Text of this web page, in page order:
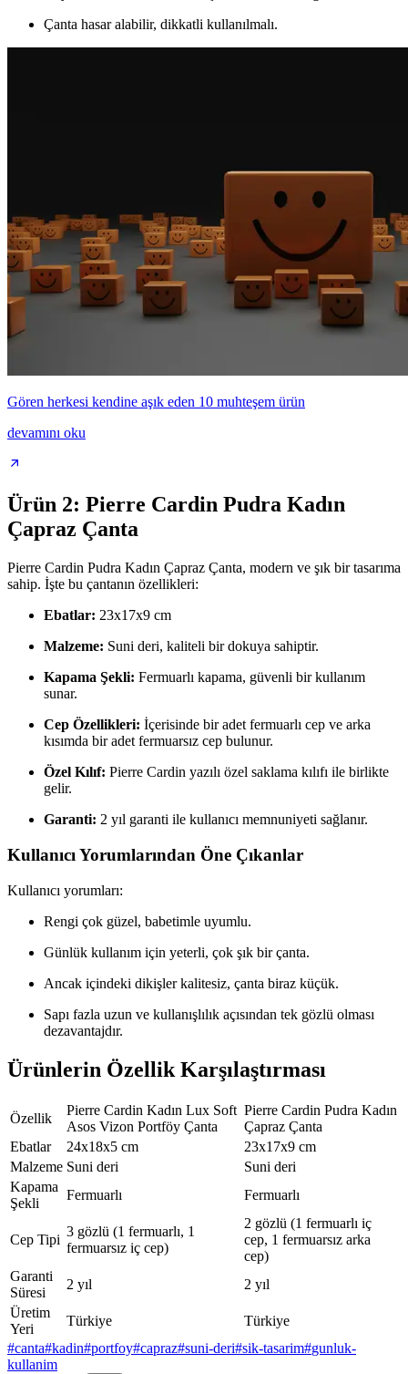
Çanta hasar alabilir, dikkatli kullanılmalı.
Gören herkesi kendine aşık eden 10 muhteşem ürün
devamını oku
Ürün 2: Pierre Cardin Pudra Kadın
Çapraz Çanta
Pierre Cardin Pudra Kadın Çapraz Çanta, modern ve şık bir tasarıma
sahip. İşte bu çantanın özellikleri:
Ebatlar: 23x17x9 cm
Malzeme: Suni deri, kaliteli bir dokuya sahiptir.
Kapama Şekli: Fermuarlı kapama, güvenli bir kullanım
sunar.
Cep Özellikleri: İçerisinde bir adet fermuarlı cep ve arka
kısımda bir adet fermuarsız cep bulunur.
Özel Kılıf: Pierre Cardin yazılı özel saklama kılıfı ile birlikte
gelir.
Garanti: 2 yıl garanti ile kullanıcı memnuniyeti sağlanır.
Kullanıcı Yorumlarından Öne Çıkanlar
Kullanıcı yorumları:
Rengi çok güzel, babetimle uyumlu.
Günlük kullanım için yeterli, çok şık bir çanta.
Ancak içindeki dikişler kalitesiz, çanta biraz küçük.
Sapı fazla uzun ve kullanışlılık açısından tek gözlü olması
dezavantajdır.
Ürünlerin Özellik Karşılaştırması
Özellik
Pierre Cardin Kadın Lux Soft
Asos Vizon Portföy Çanta
Pierre Cardin Pudra Kadın
Çapraz Çanta
Ebatlar
24x18x5 cm
23x17x9 cm
Malzeme Suni deri
Suni deri
Kapama
Şekli
Fermuarlı Fermuarlı
Cep Tipi
3 gözlü (1 fermuarlı, 1
fermuarsız iç cep)
2 gözlü (1 fermuarlı iç
cep, 1 fermuarsız arka
cep)
Garanti
Süresi
2 yıl
2 yıl
Üretim
Yeri
Türkiye
Türkiye
#canta#kadin#portfoy#capraz#suni-deri#sik-tasarim#gunluk-
kullanim